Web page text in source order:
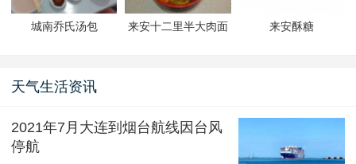
城南乔氏汤包 来安十二里半大肉面 来安酥糖
天气生活资讯
2021年7月大连到烟台航线因台风
停航